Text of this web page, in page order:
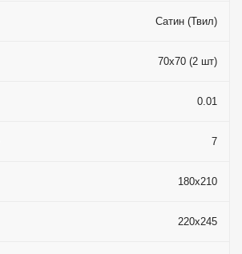
Сатин (Твил)
70x70 (2 шт)
0.01
7
180x210
220x245